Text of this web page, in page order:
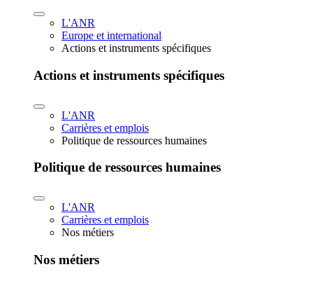
L'ANR
Europe et international
Actions et instruments spécifiques
Actions et instruments spécifiques
L'ANR
Carrières et emplois
Politique de ressources humaines
Politique de ressources humaines
L'ANR
Carrières et emplois
Nos métiers
Nos métiers